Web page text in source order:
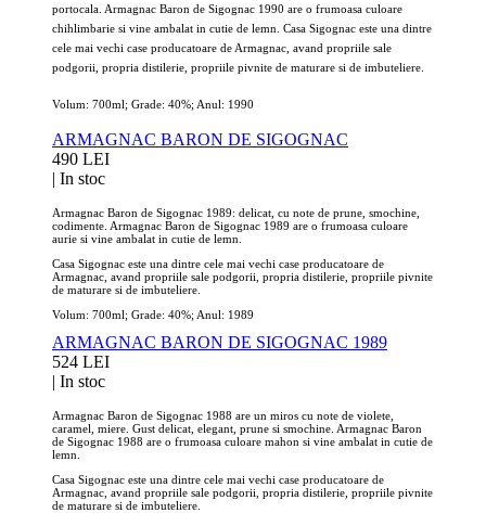
portocala. Armagnac Baron de Sigognac 1990 are o frumoasa culoare
chihlimbarie si vine ambalat in cutie de lemn. Casa Sigognac este una dintre
cele mai vechi case producatoare de Armagnac, avand propriile sale
podgorii, propria distilerie, propriile pivnite de maturare si de imbuteliere.
Volum: 700ml; Grade: 40%; Anul: 1990
ARMAGNAC BARON DE SIGOGNAC
490 LEI
| In stoc
Armagnac Baron de Sigognac 1989: delicat, cu note de prune, smochine,
codimente. Armagnac Baron de Sigognac 1989 are o frumoasa culoare
aurie si vine ambalat in cutie de lemn.
Casa Sigognac este una dintre cele mai vechi case producatoare de
Armagnac, avand propriile sale podgorii, propria distilerie, propriile pivnite
de maturare si de imbuteliere.
Volum: 700ml; Grade: 40%; Anul: 1989
ARMAGNAC BARON DE SIGOGNAC 1989
524 LEI
| In stoc
Armagnac Baron de Sigognac 1988 are un miros cu note de violete,
caramel, miere. Gust delicat, elegant, prune si smochine. Armagnac Baron
de Sigognac 1988 are o frumoasa culoare mahon si vine ambalat in cutie de
lemn.
Casa Sigognac este una dintre cele mai vechi case producatoare de
Armagnac, avand propriile sale podgorii, propria distilerie, propriile pivnite
de maturare si de imbuteliere.